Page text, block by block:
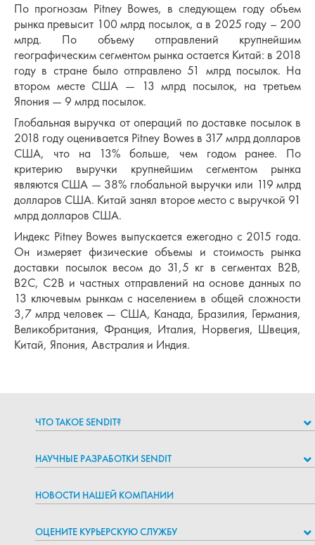
ЧТО ТАКОЕ SENDIT?
НАУЧНЫЕ РАЗРАБОТКИ SENDIT
НОВОСТИ НАШЕЙ КОМПАНИИ
ОЦЕНИТЕ КУРЬЕРСКУЮ СЛУЖБУ
По прогнозам Pitney Bowes, в следующем году объем
рынка превысит 100 млрд посылок, а в 2025 году – 200
млрд. По объему отправлений крупнейшим
географическим сегментом рынка остается Китай: в 2018
году в стране было отправлено 51 млрд посылок. На
втором месте США — 13 млрд посылок, на третьем
Япония — 9 млрд посылок.
Глобальная выручка от операций по доставке посылок в
2018 году оценивается Pitney Bowes в 317 млрд долларов
США, что на 13% больше, чем годом ранее. По
критерию выручки крупнейшим сегментом рынка
являются США — 38% глобальной выручки или 119 млрд
долларов США. Китай занял второе место с выручкой 91
млрд долларов США.
Индекс Pitney Bowes выпускается ежегодно с 2015 года.
Он измеряет физические объемы и стоимость рынка
доставки посылок весом до 31,5 кг в сегментах B2B,
B2C, C2B и частных отправлений на основе данных по
13 ключевым рынкам с населением в общей сложности
3,7 млрд человек — США, Канада, Бразилия, Германия,
Великобритания, Франция, Италия, Норвегия, Швеция,
Китай, Япония, Австралия и Индия.